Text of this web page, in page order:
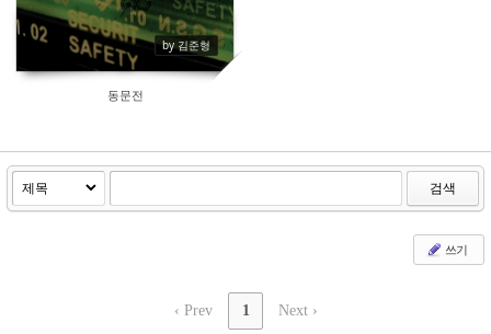
by 김준형
동문전
검색
쓰기
‹ Prev 1 Next ›